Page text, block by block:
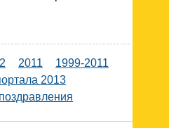
2011
1999-2011
2013
поздравления